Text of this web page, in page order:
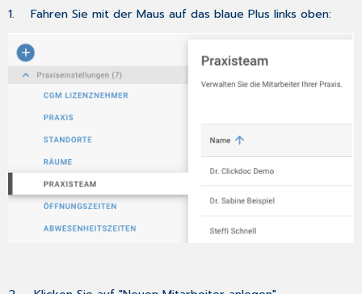
1. Fahren Sie mit der Maus auf das blaue Plus links oben: